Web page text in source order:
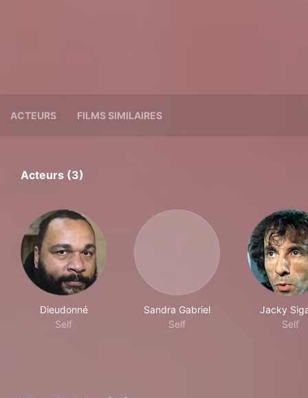
ACTEURS FILMS SIMILAIRES
Acteurs (3)
Dieudonné
Self
Sandra Gabriel
Self
Jacky
Self